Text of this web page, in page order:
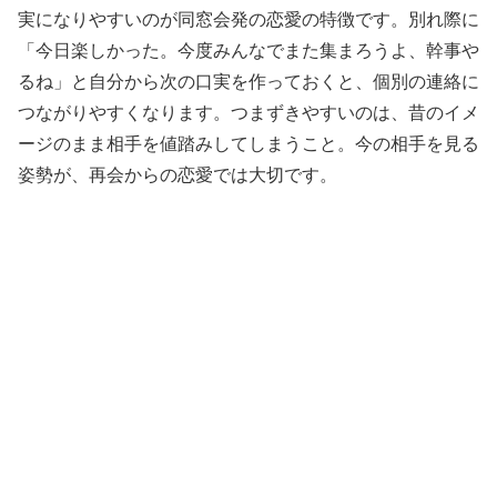
実になりやすいのが同窓会発の恋愛の特徴です。別れ際に
「今日楽しかった。今度みんなでまた集まろうよ、幹事や
るね」と自分から次の口実を作っておくと、個別の連絡に
つながりやすくなります。つまずきやすいのは、昔のイメ
ージのまま相手を値踏みしてしまうこと。今の相手を見る
姿勢が、再会からの恋愛では大切です。